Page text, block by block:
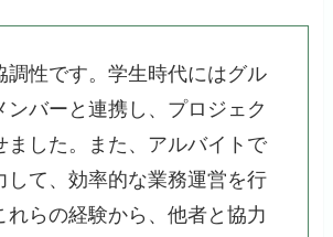
調性です。学生時代にはグル
ンバーと連携し、プロジェク
ました。また、アルバイトで
して、効率的な業務運営を行
れらの経験から、他者と協力